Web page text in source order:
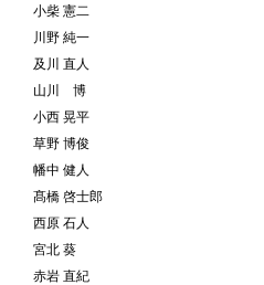
小柴 憲二
川野 純一
及川 直人
山川 博
小西 晃平
草野 博俊
幡中 健人
髙橋 啓士郎
西原 石人
宮北 葵
赤岩 直紀